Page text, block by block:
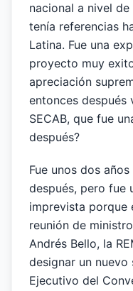
nacional a nivel
tenía referencias
Latina. Fue una
proyecto muy
apreciación
entonces después
SECAB, que fue
después?
Fue unos dos
después, pero fue
imprevista porque
reunión de
Andrés Bello, la
designar un nuevo
Ejecutivo del